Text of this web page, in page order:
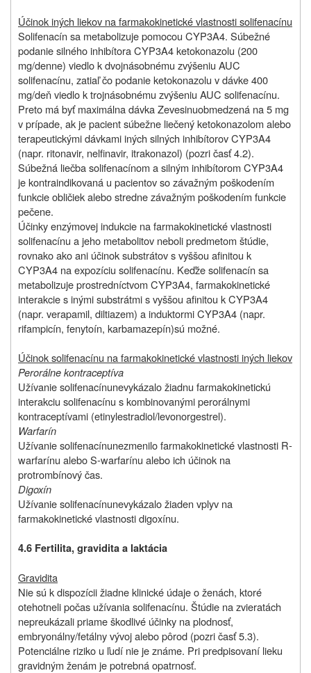
Účinok iných liekov na farmakokinetické vlastnosti solifenacínu
Solifenacín sa metabolizuje pomocou CYP3A4. Súbežné
podanie silného inhibítora CYP3A4 ketokonazolu (200
mg/denne) viedlo k dvojnásobnému zvýšeniu AUC
solifenacínu, zatiaľ čo podanie ketokonazolu v dávke 400
mg/deň viedlo k trojnásobnému zvýšeniu AUC solifenacínu.
Preto má byť maximálna dávkaZevesinuobmedzená na 5 mg
v prípade, ak je pacient súbežne liečený ketokonazolom alebo
terapeutickými dávkami iných silných inhibítorov CYP3A4
(napr. ritonavir, nelfinavir, itrakonazol) (pozri časť 4.2).
Súbežná liečba solifenacínom a silným inhibítorom CYP3A4
je kontraindikovaná u pacientov so závažným poškodením
funkcie obličiek alebo stredne závažným poškodením funkcie
pečene.
Účinky enzýmovej indukcie na farmakokinetické vlastnosti
solifenacínu a jeho metabolitov neboli predmetom štúdie,
rovnako ako ani účinok substrátov s vyššou afinitou k
CYP3A4 na expozíciu solifenacínu. Keďže solifenacín sa
metabolizuje prostredníctvom CYP3A4, farmakokinetické
interakcie s inými substrátmi s vyššou afinitou k CYP3A4
(napr. verapamil, diltiazem) a induktormi CYP3A4 (napr.
rifampicín, fenytoín, karbamazepín)sú možné.
Účinok solifenacínu na farmakokinetické vlastnosti iných liekov
Perorálne kontraceptíva
Užívaniesolifenacínunevykázalo žiadnu farmakokinetickú
interakciu solifenacínu s kombinovanými perorálnymi
kontraceptívami (etinylestradiol/levonorgestrel).
Warfarín
Užívaniesolifenacínunezmenilo farmakokinetické vlastnosti R-
warfarínu alebo S‑warfarínu alebo ich účinok na
protrombínový čas.
Digoxín
Užívaniesolifenacínunevykázalo žiaden vplyv na
farmakokinetické vlastnosti digoxínu.
4.6 Fertilita,gravidita a laktácia
Gravidita
Nie sú k dispozícii žiadne klinické údaje o ženách, ktoré
otehotneli počas užívania solifenacínu. Štúdie na zvieratách
nepreukázali priame škodlivé účinky na plodnosť,
embryonálny/fetálny vývoj alebo pôrod (pozri časť 5.3).
Potenciálne riziko u ľudí nie je známe. Pri predpisovaní lieku
gravidným ženám je potrebná opatrnosť.